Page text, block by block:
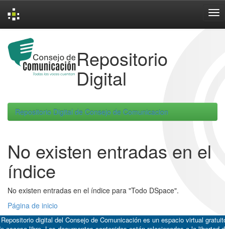
navigation
Repositorio
Digital
Repositorio Digital de Consejo de Comunicacion
No existen entradas en el
índice
No existen entradas en el índice para "Todo DSpace".
Página de inicio
digital del Consejo de Comunicación es un espacio virtual